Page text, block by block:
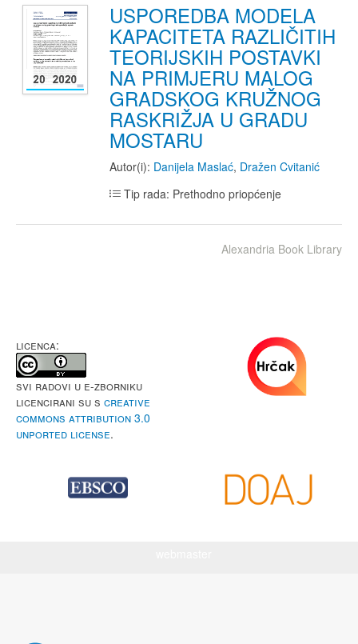
USPOREDBA MODELA
KAPACITETA RAZLIČITIH
TEORIJSKIH POSTAVKI
NA PRIMJERU MALOG
GRADSKOG KRUŽNOG
RASKRIŽJA U GRADU
MOSTARU
Autor(i): Danijela Maslać, Dražen Cvitanić
Tip rada: Prethodno priopćenje
Alexandria Book Library
LICENCA:
Svi radovi u e-Zborniku
licencirani su s Creative
Commons Attribution 3.0
Unported License.